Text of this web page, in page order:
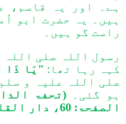
ہے۔ اور یہ قاسم،
ہیں۔ یہ حضرت ابو
راست گو ہیں۔
رسول اللہ صلی
کہہ رہا تھا: "یَا ذَا
صلی اللہ علیہ و
ہو گئی۔(تحفۃ
الصفحۃ: 60، دار القلم بیروت)